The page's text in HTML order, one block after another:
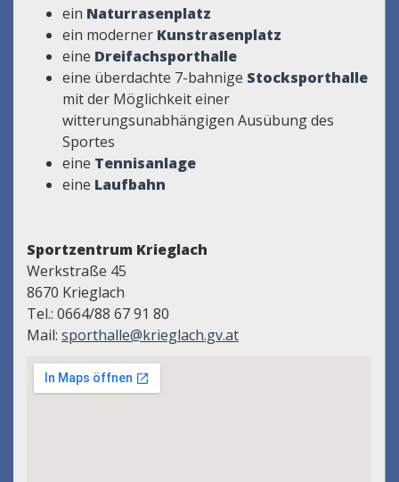
ein Naturrasenplatz
ein moderner Kunstrasenplatz
eine Dreifachsporthalle
eine überdachte 7-bahnige Stocksporthalle
mit der Möglichkeit einer
witterungsunabhängigen Ausübung des
Sportes
eine Tennisanlage
eine Laufbahn
Sportzentrum Krieglach
Werkstraße 45
8670 Krieglach
Tel.: 0664/88 67 91 80
Mail: sporthalle@krieglach.gv.at